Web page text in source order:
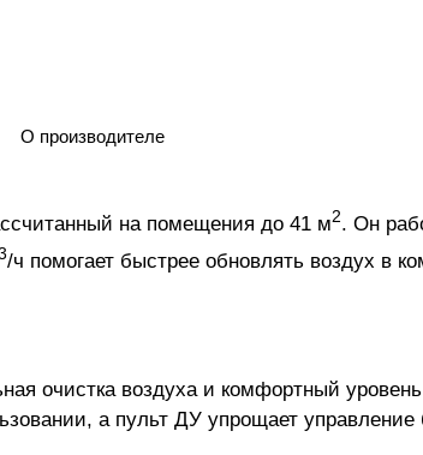
О производителе
на помещения до 41 м2. Он
/ч помогает быстрее обновлять воздух в
очистка воздуха и комфортный уровень
а пульт ДУ упрощает